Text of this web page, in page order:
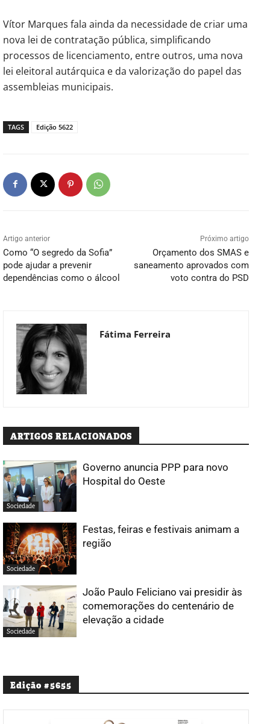
Vítor Marques fala ainda da necessidade de criar uma
nova lei de contratação pública, simplificando
processos de licenciamento, entre outros, uma nova
lei eleitoral autárquica e da valorização do papel das
assembleias municipais.
TAGS Edição 5622
Artigo anterior
Como “O segredo da Sofia”
pode ajudar a prevenir
dependências como o álcool
Próximo artigo
Orçamento dos SMAS e
saneamento aprovados com
voto contra do PSD
Fátima Ferreira
ARTIGOS RELACIONADOS
Sociedade
Governo anuncia PPP para novo
Hospital do Oeste
Sociedade
Festas, feiras e festivais animam a
região
Sociedade
João Paulo Feliciano vai presidir às
comemorações do centenário de
elevação a cidade
Edição #5655